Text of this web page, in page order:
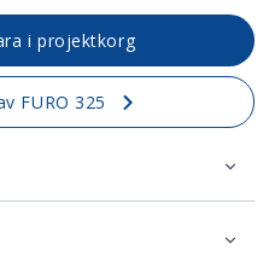
i projektkorg
FURO 325